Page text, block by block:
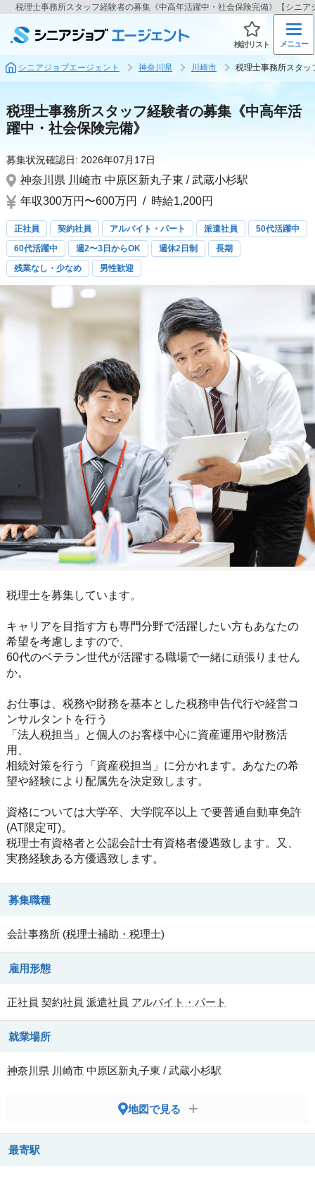
税理士事務所スタッフ経験者の募集《中高年活躍中・社会保険完備》【シニア
検討リスト メニュー
シニアジョブエージェント 神奈川県 川崎市 税理士事務所スタッ
税理士事務所スタッフ経験者の募集《中高年活
躍中・社会保険完備》
募集状況確認日: 2026年07月17日
神奈川県 川崎市 中原区新丸子東 / 武蔵小杉駅
年収300万円〜600万円
/ 時給1,200円
正社員 契約社員 アルバイト・パート 派遣社員
50代活躍中
60代活躍中
週2〜3日からOK 週休2日制
長期
残業なし・少なめ
男性歓迎
税理士を募集しています。
キャリアを目指す方も専門分野で活躍したい方もあなたの
希望を考慮しますので、
60代のベテラン世代が活躍する職場で一緒に頑張りません
か。
お仕事は、税務や財務を基本とした税務申告代行や経営コ
ンサルタントを行う
「法人税担当」と個人のお客様中心に資産運用や財務活
用、
相続対策を行う「資産税担当」に分かれます。あなたの希
望や経験により配属先を決定致します。
資格については大学卒、大学院卒以上 で要普通自動車免許
(AT限定可)。
税理士有資格者と公認会計士有資格者優遇致します。又、
実務経験ある方優遇致します。
募集職種
会計事務所 (税理士補助・税理士)
雇用形態
正社員 契約社員 派遣社員 アルバイト・パート
就業場所
神奈川県 川崎市 中原区新丸子東 / 武蔵小杉駅
地図で見る
最寄駅